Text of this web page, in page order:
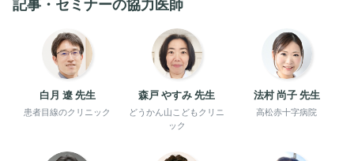
記事・セミナーの協力医師
白月 遼 先生
患者目線のクリニック
森戸 やすみ 先生
どうかん山こどもクリニ
ック
法村 尚子 先生
高松赤十字病院